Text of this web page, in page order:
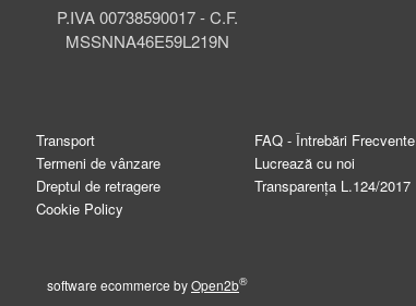
P.IVA 00738590017 - C.F.
MSSNNA46E59L219N
Transport
Termeni de vânzare
Dreptul de retragere
Cookie Policy
FAQ - Întrebări Frecvente
Lucrează cu noi
Transparența L.124/2017
software ecommerce byOpen2b®